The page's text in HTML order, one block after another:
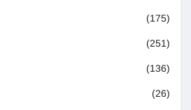
(175)
(251)
(136)
(26)